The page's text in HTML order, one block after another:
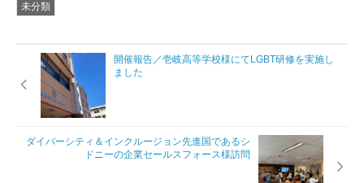
未分類
開催報告／壱岐高等学校様にてLGBT研修を実施し
ました
ダイバーシティ＆インクルージョン先進国であるシ
ドニーの企業セールスフォース様訪問